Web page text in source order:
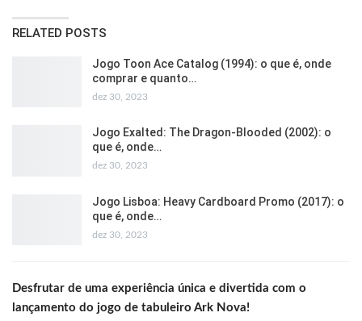
RELATED POSTS
Jogo Toon Ace Catalog (1994): o que é, onde
comprar e quanto…
dez 30, 2023
Jogo Exalted: The Dragon-Blooded (2002): o
que é, onde…
dez 30, 2023
Jogo Lisboa: Heavy Cardboard Promo (2017): o
que é, onde…
dez 30, 2023
Desfrutar de uma experiência única e divertida com o
lançamento do jogo de tabuleiro Ark Nova!